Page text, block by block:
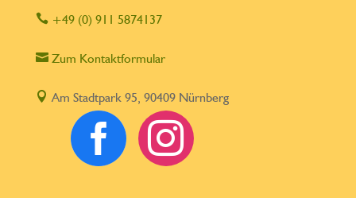
+49 (0) 911 5874137
Zum Kontaktformular
 Am Stadtpark 95, 90409 Nürnberg
 